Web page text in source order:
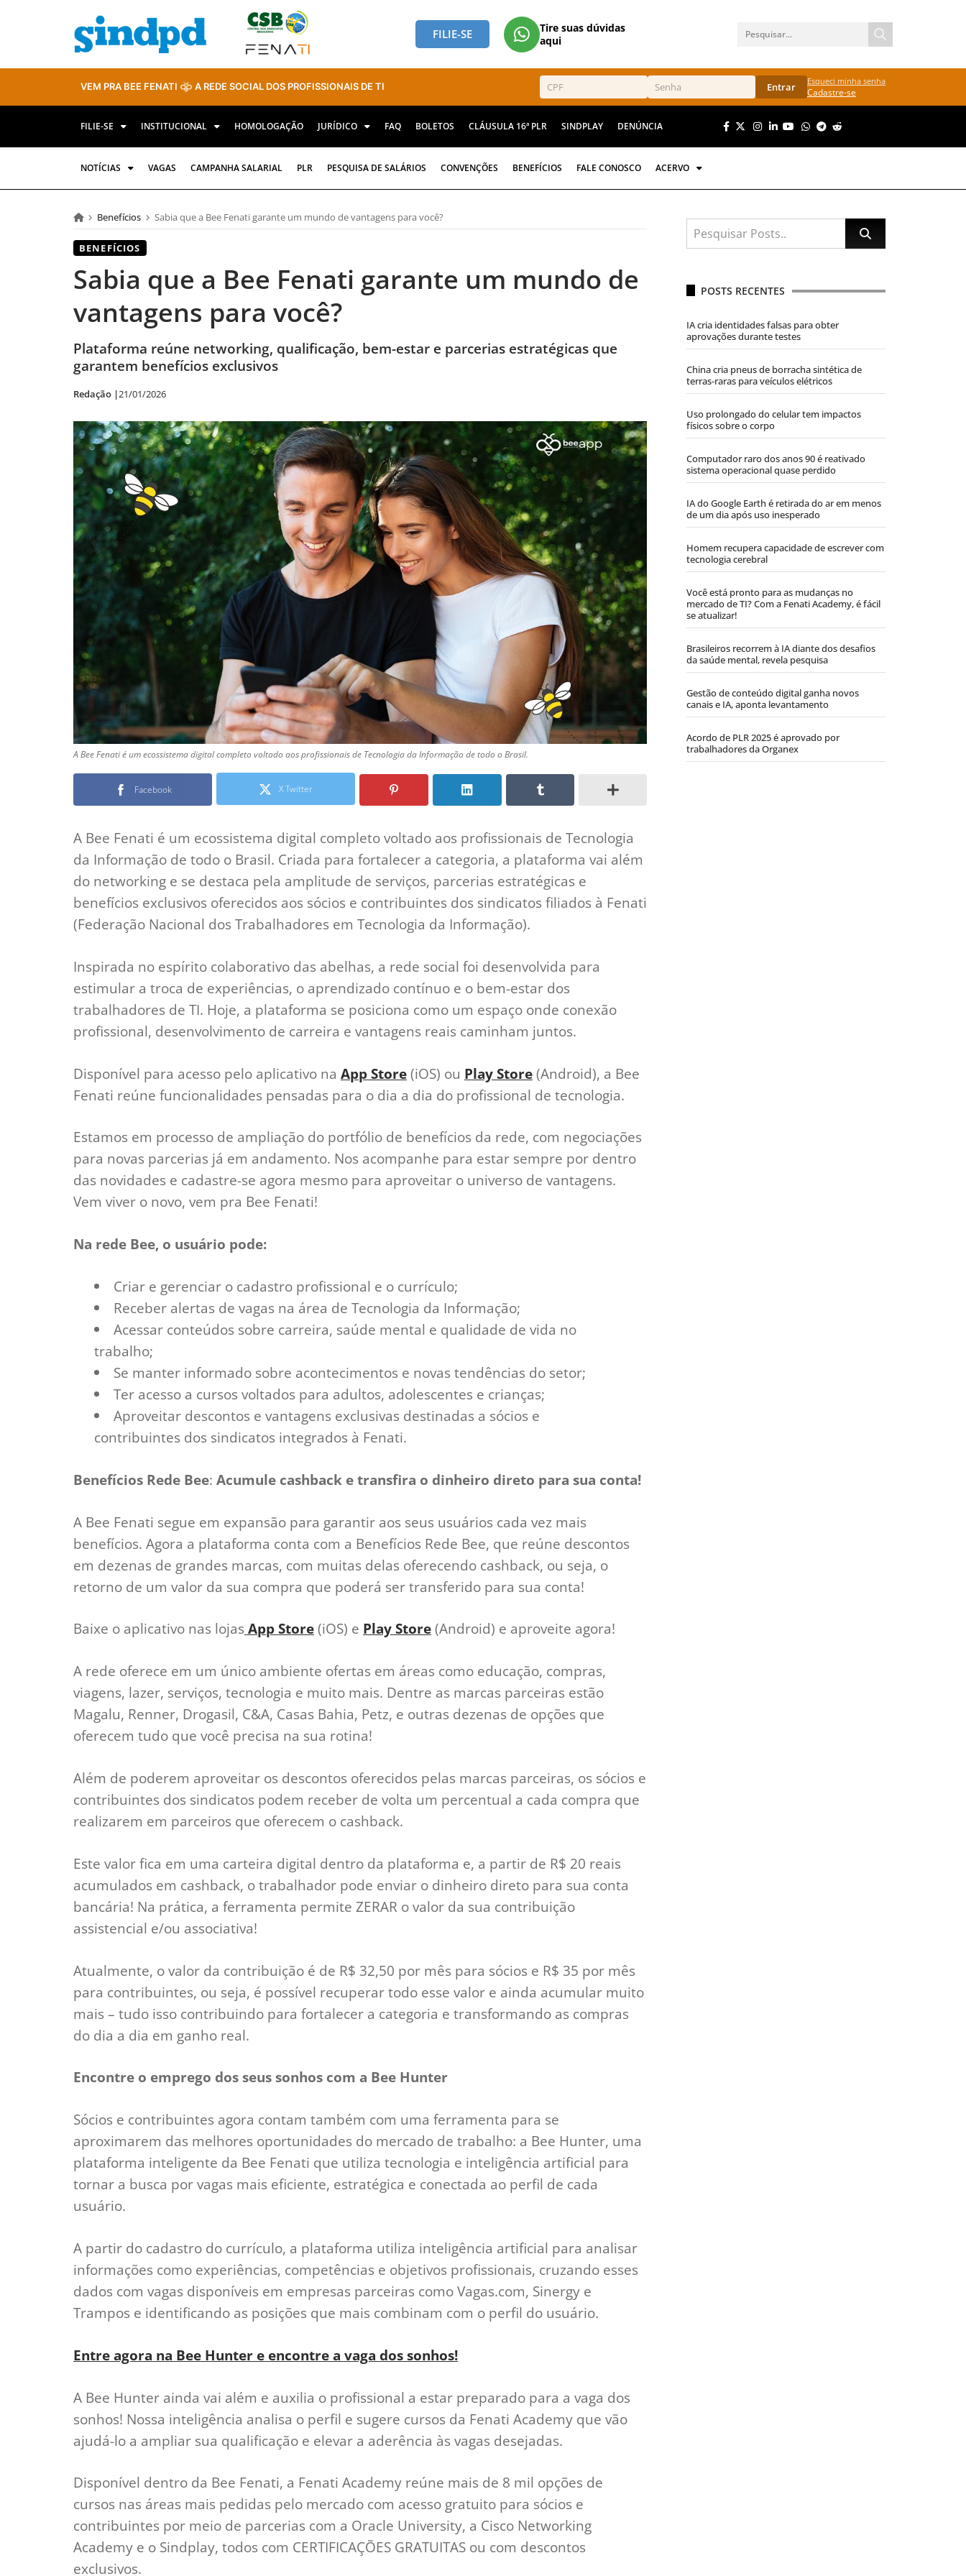
FILIE-SE
Tire suas dúvidas
aqui
VEM PRA BEE FENATI A REDE SOCIAL DOS PROFISSIONAIS DE TI Entrar Esqueci minha senha
Cadastre-se
FILIE-SE INSTITUCIONAL HOMOLOGAÇÃO JURÍDICO FAQ BOLETOS CLÁUSULA 16ª PLR SINDPLAY DENÚNCIA
NOTÍCIAS VAGAS CAMPANHA SALARIAL PLR PESQUISA DE SALÁRIOS CONVENÇÕES BENEFÍCIOS FALE CONOSCO ACERVO
Benefícios Sabia que a Bee Fenati garante um mundo de vantagens para você?
BENEFÍCIOS
Sabia que a Bee Fenati garante um mundo de
vantagens para você?
Plataforma reúne networking, qualificação, bem-estar e parcerias estratégicas que
garantem benefícios exclusivos
Redação |21/01/2026
A Bee Fenati é um ecossistema digital completo voltado aos profissionais de Tecnologia da Informação de todo o Brasil.
Facebook X Twitter
A Bee Fenati é um ecossistema digital completo voltado aos profissionais de Tecnologia
da Informação de todo o Brasil. Criada para fortalecer a categoria, a plataforma vai além
do networking e se destaca pela amplitude de serviços, parcerias estratégicas e
benefícios exclusivos oferecidos aos sócios e contribuintes dos sindicatos filiados à Fenati
(Federação Nacional dos Trabalhadores em Tecnologia da Informação).
Inspirada no espírito colaborativo das abelhas, a rede social foi desenvolvida para
estimular a troca de experiências, o aprendizado contínuo e o bem-estar dos
trabalhadores de TI. Hoje, a plataforma se posiciona como um espaço onde conexão
profissional, desenvolvimento de carreira e vantagens reais caminham juntos.
Disponível para acesso pelo aplicativo na App Store(iOS) ou Play Store(Android), a Bee
Fenati reúne funcionalidades pensadas para o dia a dia do profissional de tecnologia.
Estamos em processo de ampliação do portfólio de benefícios da rede, com negociações
para novas parcerias já em andamento. Nos acompanhe para estar sempre por dentro
das novidades e cadastre-se agora mesmo para aproveitar o universo de vantagens.
Vem viver o novo, vem pra Bee Fenati!
Na rede Bee, o usuário pode:
Criar e gerenciar o cadastro profissional e o currículo;
Receber alertas de vagas na área de Tecnologia da Informação;
Acessar conteúdos sobre carreira, saúde mental e qualidade de vida no
trabalho;
Se manter informado sobre acontecimentos e novas tendências do setor;
Ter acesso a cursos voltados para adultos, adolescentes e crianças;
Aproveitar descontos e vantagens exclusivas destinadas a sócios e
contribuintes dos sindicatos integrados à Fenati.
Benefícios Rede Bee: Acumule cashback e transfira o dinheiro direto para sua conta!
A Bee Fenati segue em expansão para garantir aos seus usuários cada vez mais
benefícios. Agora a plataforma conta com a Benefícios Rede Bee, que reúne descontos
em dezenas de grandes marcas, com muitas delas oferecendo cashback, ou seja, o
retorno de um valor da sua compra que poderá ser transferido para sua conta!
Baixe o aplicativo nas lojas App Store(iOS) e Play Store(Android) e aproveite agora!
A rede oferece em um único ambiente ofertas em áreas como educação, compras,
viagens, lazer, serviços, tecnologia e muito mais. Dentre as marcas parceiras estão
Magalu, Renner, Drogasil, C&A, Casas Bahia, Petz, e outras dezenas de opções que
oferecem tudo que você precisa na sua rotina!
Além de poderem aproveitar os descontos oferecidos pelas marcas parceiras, os sócios e
contribuintes dos sindicatos podem receber de volta um percentual a cada compra que
realizarem em parceiros que oferecem o cashback.
Este valor fica em uma carteira digital dentro da plataforma e, a partir de R$ 20 reais
acumulados em cashback, o trabalhador pode enviar o dinheiro direto para sua conta
bancária! Na prática, a ferramenta permite ZERAR o valor da sua contribuição
assistencial e/ou associativa!
Atualmente, o valor da contribuição é de R$ 32,50 por mês para sócios e R$ 35 por mês
para contribuintes, ou seja, é possível recuperar todo esse valor e ainda acumular muito
mais – tudo isso contribuindo para fortalecer a categoria e transformando as compras
do dia a dia em ganho real.
Encontre o emprego dos seus sonhos com a Bee Hunter
Sócios e contribuintes agora contam também com uma ferramenta para se
aproximarem das melhores oportunidades do mercado de trabalho: a Bee Hunter, uma
plataforma inteligente da Bee Fenati que utiliza tecnologia e inteligência artificial para
tornar a busca por vagas mais eficiente, estratégica e conectada ao perfil de cada
usuário.
A partir do cadastro do currículo, a plataforma utiliza inteligência artificial para analisar
informações como experiências, competências e objetivos profissionais, cruzando esses
dados com vagas disponíveis em empresas parceiras como Vagas.com, Sinergy e
Trampos e identificando as posições que mais combinam com o perfil do usuário.
Entre agora na Bee Hunter e encontre a vaga dos sonhos!
A Bee Hunter ainda vai além e auxilia o profissional a estar preparado para a vaga dos
sonhos! Nossa inteligência analisa o perfil e sugere cursos da Fenati Academy que vão
ajudá-lo a ampliar sua qualificação e elevar a aderência às vagas desejadas.
Disponível dentro da Bee Fenati, a Fenati Academy reúne mais de 8 mil opções de
cursos nas áreas mais pedidas pelo mercado com acesso gratuito para sócios e
contribuintes por meio de parcerias com a Oracle University, a Cisco Networking
Academy e o Sindplay, todos com CERTIFICAÇÕES GRATUITAS ou com descontos
exclusivos.
POSTS RECENTES
IA cria identidades falsas para obter
aprovações durante testes
China cria pneus de borracha sintética de
terras-raras para veículos elétricos
Uso prolongado do celular tem impactos
físicos sobre o corpo
Computador raro dos anos 90 é reativado
sistema operacional quase perdido
IA do Google Earth é retirada do ar em menos
de um dia após uso inesperado
Homem recupera capacidade de escrever com
tecnologia cerebral
Você está pronto para as mudanças no
mercado de TI? Com a Fenati Academy, é fácil
se atualizar!
Brasileiros recorrem à IA diante dos desafios
da saúde mental, revela pesquisa
Gestão de conteúdo digital ganha novos
canais e IA, aponta levantamento
Acordo de PLR 2025 é aprovado por
trabalhadores da Organex